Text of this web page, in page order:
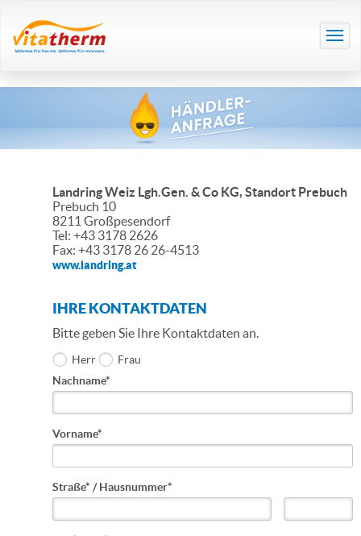
Landring Weiz Lgh.Gen. & Co KG, Standort Prebuch
Prebuch 10
8211 Großpesendorf
Tel: +43 3178 2626
Fax: +43 3178 26 26-4513
www.landring.at
IHRE KONTAKTDATEN
Bitte geben Sie Ihre Kontaktdaten an.
Herr
Frau
Nachname*
Vorname*
Straße* / Hausnummer*